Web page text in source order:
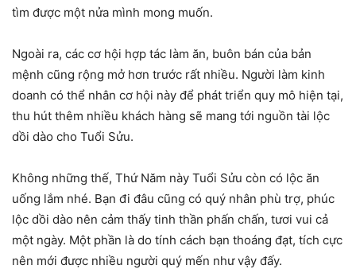
tìm được một nửa mình mong muốn.
Ngoài ra, các cơ hội hợp tác làm ăn, buôn bán của bản
mệnh cũng rộng mở hơn trước rất nhiều. Người làm kinh
doanh có thể nhân cơ hội này để phát triển quy mô hiện tại,
thu hút thêm nhiều khách hàng sẽ mang tới nguồn tài lộc
dồi dào cho Tuổi Sửu.
Không những thế, Thứ Năm này Tuổi Sửu còn có lộc ăn
uống lắm nhé. Bạn đi đâu cũng có quý nhân phù trợ, phúc
lộc dồi dào nên cảm thấy tinh thần phấn chấn, tươi vui cả
một ngày. Một phần là do tính cách bạn thoáng đạt, tích cực
nên mới được nhiều người quý mến như vậy đấy.